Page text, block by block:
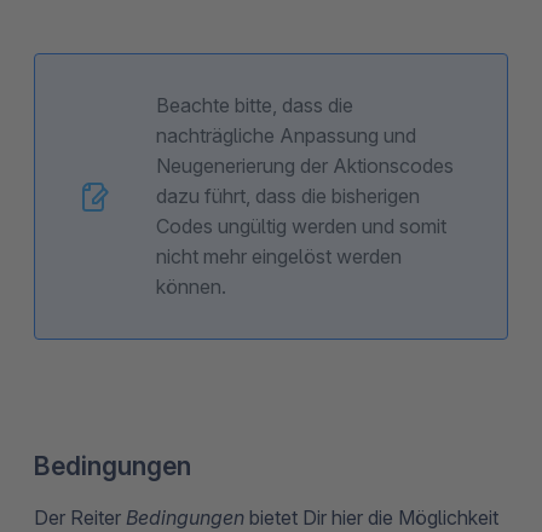
Beachte bitte, dass die
nachträgliche Anpassung und
Neugenerierung der Aktionscodes
dazu führt, dass die bisherigen
Codes ungültig werden und somit
nicht mehr eingelöst werden
können.
Bedingungen
Der Reiter Bedingungen bietet Dir hier die Möglichkeit